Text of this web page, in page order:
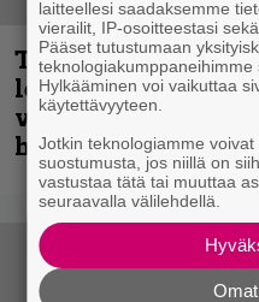
Thrash ’n’ roll -
levyjulkaisua
videolla – ”Oltiin
helvetin
laitteellesi saadaksemme
vierailit, IP-osoitteestasi
Pääset tutustumaan
teknologiakumppaneihimme
Hylkääminen voi vaikuttaa
käytettävyyteen.
Jotkin teknologiamme
suostumusta, jos niillä on
vastustaa tätä tai muuttaa
seuraavalla välilehdellä.